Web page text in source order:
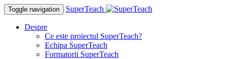
Toggle navigation SuperTeach
Despre
Ce este proiectul SuperTeach?
Echipa SuperTeach
Formatorii SuperTeach